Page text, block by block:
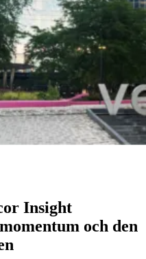
Insight
och den